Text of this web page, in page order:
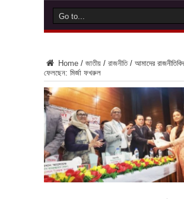
Home / জাতীয় / রাজনীতি / আমাদের
ফেলছেন: মির্জা ফখরুল